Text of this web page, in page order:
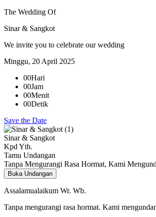
The Wedding Of
Sinar & Sangkot
We invite you to celebrate our wedding
Minggu, 20 April 2025
00Hari
00Jam
00Menit
00Detik
Save the Date
Sinar & Sangkot
Kpd Yth.
Tamu Undangan
Tanpa Mengurangi Rasa Hormat, Kami
Buka Undangan
Assalamualaikum Wr. Wb.
Tanpa mengurangi rasa hormat. Kami